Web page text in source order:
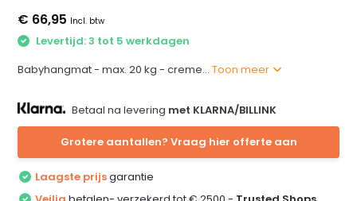
€ 66,95 Incl. btw
Levertijd: 3 tot 5 werkdagen
Babyhangmat - max. 20 kg - creme...Toon meer
Betaal na levering met KLARNA/BILLINK
Grotere aantallen? Vraag hier offerte aan
Laagste prijsgarantie